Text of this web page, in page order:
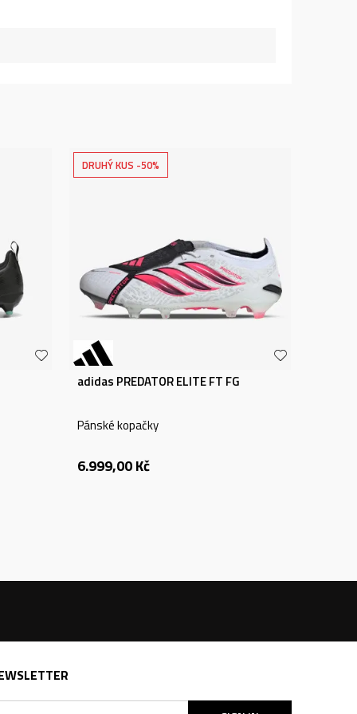
DRUHÝ KUS -50%
adidas PREDATOR ELITE FT FG
Pánské kopačky
6.999,00Kč